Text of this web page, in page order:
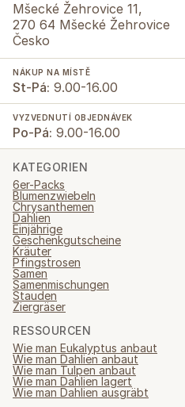
Mšecké Žehrovice 11,
270 64 Mšecké Žehrovice
Česko
NÁKUP NA MÍSTĚ
St-Pá: 9.00-16.00
VYZVEDNUTÍ OBJEDNÁVEK
Po-Pá: 9.00-16.00
KATEGORIEN
6er-Packs
Blumenzwiebeln
Chrysanthemen
Dahlien
Einjährige
Geschenkgutscheine
Kräuter
Pfingstrosen
Samen
Samenmischungen
Stauden
Ziergräser
RESSOURCEN
Wie man Eukalyptus anbaut
Wie man Dahlien anbaut
Wie man Tulpen anbaut
Wie man Dahlien lagert
Wie man Dahlien ausgräbt